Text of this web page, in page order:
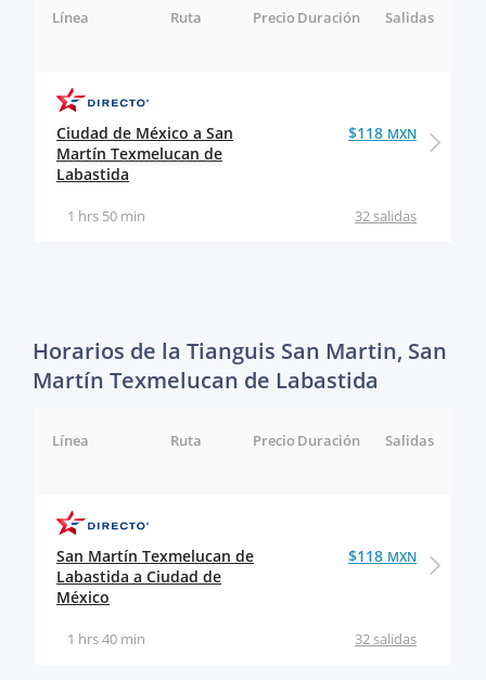
Línea Ruta Salidas
Duración
Precio
Ciudad de México a San
Martín Texmelucan de
Labastida
32 salidas
1 hrs 50 min
$118 MXN
Horarios de la Tianguis San Martin, San
Martín Texmelucan de Labastida
Línea Ruta Salidas
Duración
Precio
San Martín Texmelucan de
Labastida a Ciudad de
México
32 salidas
1 hrs 40 min
$118 MXN